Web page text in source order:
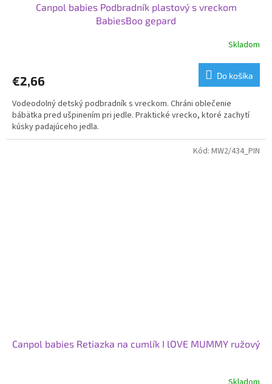
Canpol babies Podbradník plastový s vreckom
BabiesBoo gepard
Skladom
€2,66 Do košíka
Vodeodolný detský podbradník s vreckom. Chráni oblečenie
bábätka pred ušpinením pri jedle. Praktické vrecko, ktoré zachytí
kúsky padajúceho jedla.
Canpol babies Retiazka na cumlík I lOVE MUMMY ružový
Kód: MW2/434_PIN